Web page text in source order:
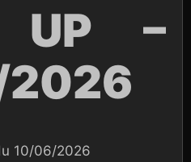
UP –
10/06/2026